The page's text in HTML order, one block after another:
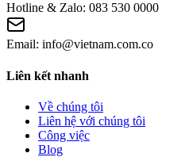
Hotline & Zalo: 083 530 0000
Email: info@vietnam.com.co
Liên kết nhanh
Về chúng tôi
Liên hệ với chúng tôi
Công việc
Blog